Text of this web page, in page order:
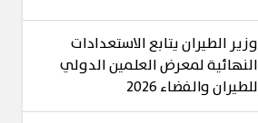
وزير الطيران يتابع الاستعدادات
النهائية لمعرض العلمين الدولي
للطيران والفضاء 2026